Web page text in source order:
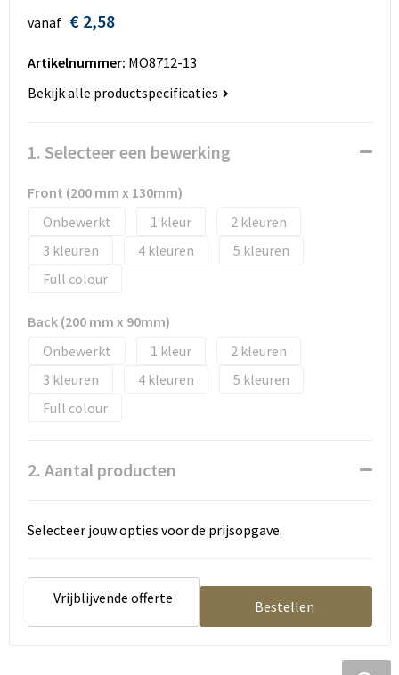
ICT
Landbouw
Reizen & recreatie
Scholen & Verenigingen
Sport
Zakelijke dienstverlening
Huis, Tuin en Dier
Kantoor en bureauaccessoires
Geboorte, kinderen en speelgoed
Landbouw
Paraplu's en regenkleding
Safety
Schrijfwaren
Tassen en Rugzakken
Vrije tijd en reizen
Bodywarmers en vesten
Broeken, rokken en jurken
Dekens, Fleecedekens en Kussens
Fluo - Veiligheid
Gebreide truien / Gilets
Jassen
Kinderen
Ondergoed, Sokken en Nachtkleding
Sport
Eco gifts
Business gift SETS
Reizen & Recreatie
Sport
Scholen & Vereniging
Wellness en zorg
Zorg & Welzijn
vanaf € 2,58
Artikelnummer: MO8712-13
Bekijk alle productspecificaties
1. Selecteer een bewerking
Front (200 mm x 130mm)
Onbewerkt
1
2
3
4
5
Full colour
Back (200 mm x 90mm)
Onbewerkt
1
2
3
4
5
Full colour
2. Aantal producten
Selecteer jouw opties voor de prijsopgave.
Vrijblijvende offerte Bestellen